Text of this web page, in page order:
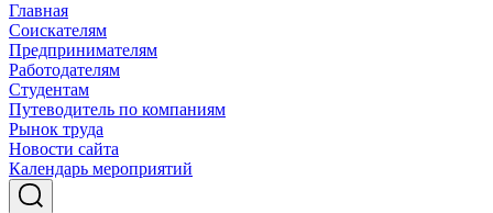
Главная
Соискателям
Предпринимателям
Работодателям
Студентам
Путеводитель по компаниям
Рынок труда
Новости сайта
Календарь мероприятий